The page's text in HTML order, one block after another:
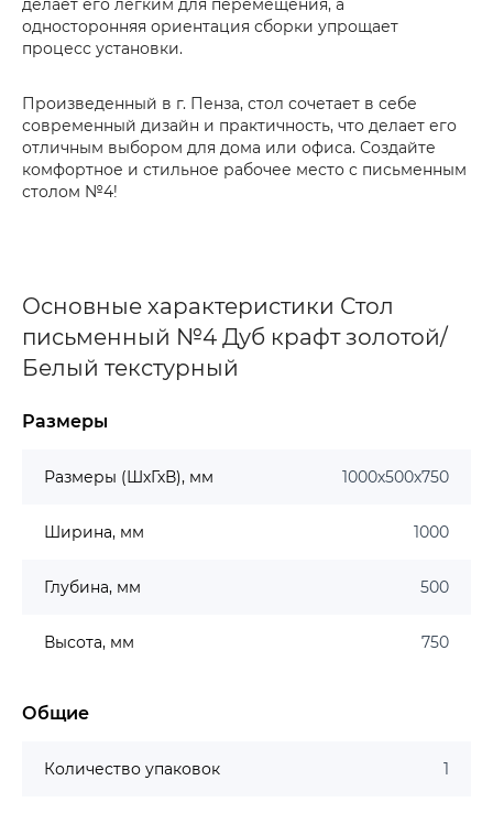
делает его легким для перемещения, а
односторонняя ориентация сборки упрощает
процесс установки.
Произведенный в г. Пенза, стол сочетает в себе
современный дизайн и практичность, что делает его
отличным выбором для дома или офиса. Создайте
комфортное и стильное рабочее место с письменным
столом №4!
Основные характеристики Стол
письменный №4 Дуб крафт золотой/
Белый текстурный
Размеры
Размеры (ШхГхВ), мм 1000х500х750
Ширина, мм 1000
Глубина, мм 500
Высота, мм 750
Общие
Количество упаковок 1